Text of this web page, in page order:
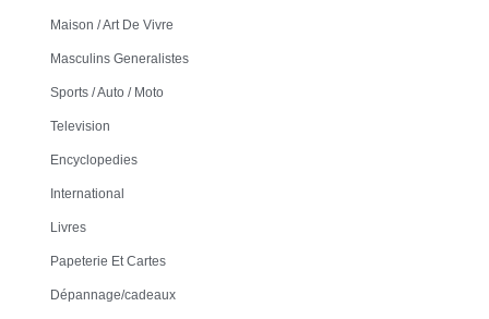
Maison / Art De Vivre
Masculins Generalistes
Sports / Auto / Moto
Television
Encyclopedies
International
Livres
Papeterie Et Cartes
Dépannage/cadeaux